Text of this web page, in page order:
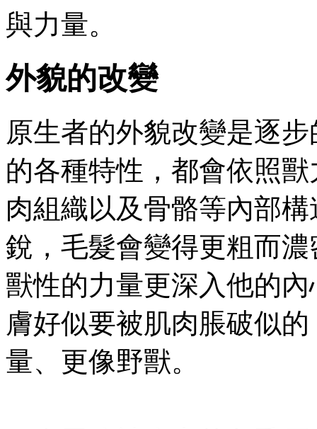
與力量。
外貌的改變
原生者的外貌改變是逐
的各種特性，都會依照
肉組織以及骨骼等內部
銳，毛髮會變得更粗而
獸性的力量更深入他的
膚好似要被肌肉脹破似
量、更像野獸。